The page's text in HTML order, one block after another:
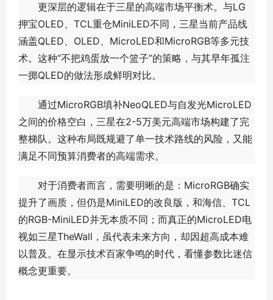
更深层的逻辑在于三星的高端市场平衡术。与LG
押宝OLED、TCL重仓MiniLED不同，三星当前产品线
涵盖QLED、OLED、MicroLED和MicroRGB等多元技
术。这种“不把鸡蛋放一个篮子”的策略，与其早年孤注
一掷QLED的做法形成鲜明对比。
通过MicroRGB填补NeoQLED与自发光MicroLED
之间的价格空白，三星在2-5万美元高端市场构建了完
整梯队。这种布局既规避了单一技术路线的风险，又能
满足不同预算消费者的高端需求。
对于消费者而言，需要明晰的是：MicroRGB确实
提升了画质，但仍是MiniLED的改良版，和海信、TCL
的RGB-MiniLED并无本质不同；而真正的MicroLED电
视如三星TheWall，虽代表未来方向，却因超高成本难
以普及。在显示技术百家争鸣的时代，看懂参数比迷信
概念更重要。